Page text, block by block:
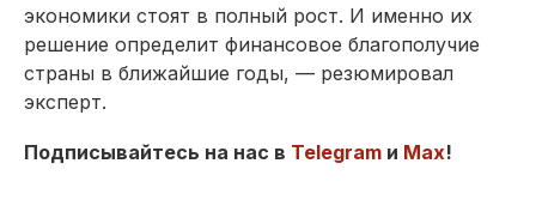
экономики стоят в полный рост. И именно их
решение определит финансовое благополучие
страны в ближайшие годы, — резюмировал
эксперт.
Подписывайтесь на нас в Telegram и Max!